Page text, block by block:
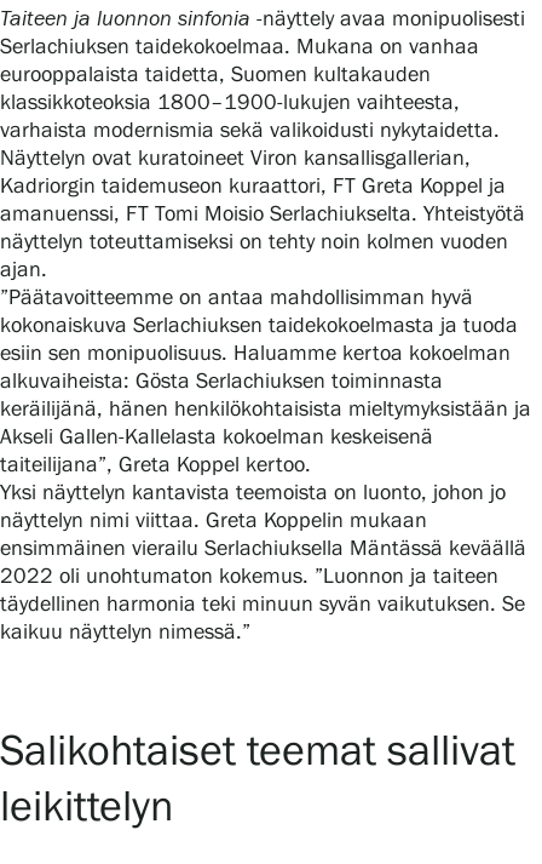
SERLACHIUS+
Gösta Serlachiuksen taidesäätiö
Yhteystiedot
Ravintola Gösta
Serlachius Taidesauna
Serlachius Art & Sauna Express
Medialle
Vastuullisuus
Esteettömyys
Tietosuoja ja evästeet
Taiteen ja luonnon sinfonia -näyttely avaa monipuolisesti
Serlachiuksen taidekokoelmaa. Mukana on vanhaa
eurooppalaista taidetta, Suomen kultakauden
klassikkoteoksia 1800–1900-lukujen vaihteesta,
varhaista modernismia sekä valikoidusti nykytaidetta.
Näyttelyn ovat kuratoineet Viron kansallisgallerian,
Kadriorgin taidemuseon kuraattori, FT Greta Koppel ja
amanuenssi, FT Tomi Moisio Serlachiukselta. Yhteistyötä
näyttelyn toteuttamiseksi on tehty noin kolmen vuoden
ajan.
”Päätavoitteemme on antaa mahdollisimman hyvä
kokonaiskuva Serlachiuksen taidekokoelmasta ja tuoda
esiin sen monipuolisuus. Haluamme kertoa kokoelman
alkuvaiheista: Gösta Serlachiuksen toiminnasta
keräilijänä, hänen henkilökohtaisista mieltymyksistään ja
Akseli Gallen-Kallelasta kokoelman keskeisenä
taiteilijana”, Greta Koppel kertoo.
Yksi näyttelyn kantavista teemoista on luonto, johon jo
näyttelyn nimi viittaa. Greta Koppelin mukaan
ensimmäinen vierailu Serlachiuksella Mäntässä keväällä
2022 oli unohtumaton kokemus. ”Luonnon ja taiteen
täydellinen harmonia teki minuun syvän vaikutuksen. Se
kaikuu näyttelyn nimessä.”
Salikohtaiset teemat sallivat
leikittelyn